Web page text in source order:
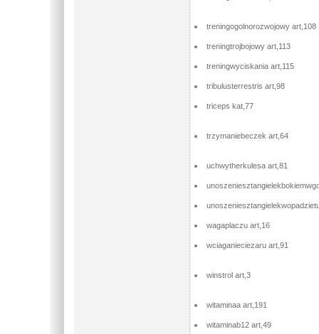
treningogolnorozwojowy art,108
treningtrojbojowy art,113
treningwyciskania art,115
tribulusterrestris art,98
triceps kat,77
trzymaniebeczek art,64
uchwytherkulesa art,81
wagaplaczu art,16
wciaganieciezaru art,91
winstrol art,3
witaminaa art,191
witaminab12 art,49